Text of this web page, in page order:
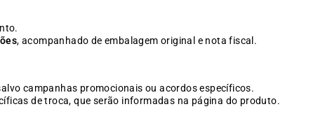
, acompanhado de embalagem original e nota fiscal.
campanhas promocionais ou acordos específicos.
de troca, que serão informadas na página do produto.